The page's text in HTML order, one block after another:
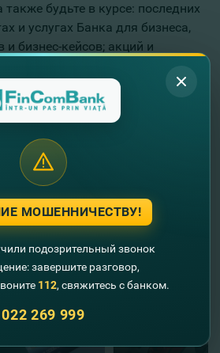
будьте в курсе: последних
и услугах Банка для бизнеса,
и бизнес-кейсов; акций и
предпринимателей, и
МОШЕННИЧЕСТВУ!
подозрительный звонок
завершите разговор,
112, свяжитесь с банком.
022 269 999